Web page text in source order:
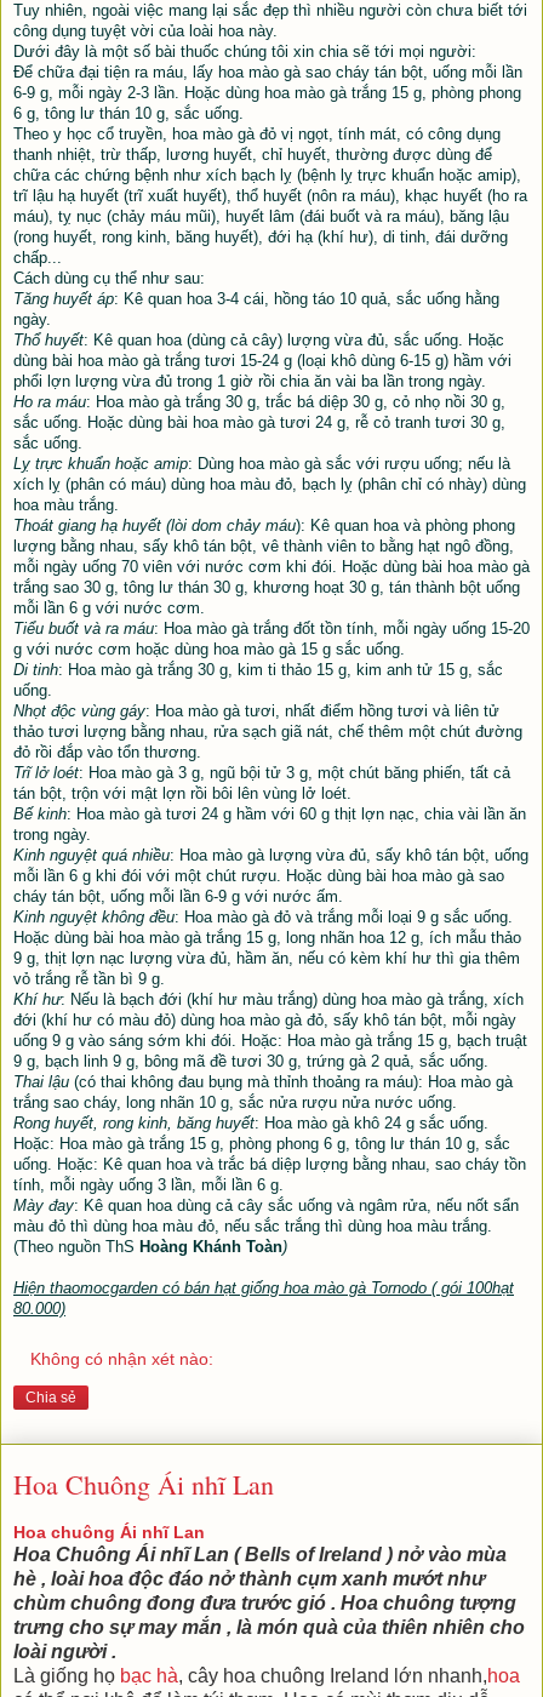
Tuy nhiên, ngoài việc mang lại sắc đẹp thì nhiều người còn chưa biết tới
công dụng tuyệt vời của loài hoa này.
Dưới đây là một số bài thuốc chúng tôi xin chia sẽ tới mọi người:
Để chữa đại tiện ra máu, lấy hoa mào gà sao cháy tán bột, uống mỗi lần
6-9 g, mỗi ngày 2-3 lần. Hoặc dùng hoa mào gà trắng 15 g, phòng phong
6 g, tông lư thán 10 g, sắc uống.
Theo y học cổ truyền, hoa mào gà đỏ vị ngọt, tính mát, có công dụng
thanh nhiệt, trừ thấp, lương huyết, chỉ huyết, thường được dùng để
chữa các chứng bệnh như xích bạch lỵ (bệnh lỵ trực khuẩn hoặc amip),
trĩ lậu hạ huyết (trĩ xuất huyết), thổ huyết (nôn ra máu), khạc huyết (ho ra
máu), tỵ nục (chảy máu mũi), huyết lâm (đái buốt và ra máu), băng lậu
(rong huyết, rong kinh, băng huyết), đới hạ (khí hư), di tinh, đái dưỡng
chấp...
Cách dùng cụ thể như sau:
Tăng huyết áp: Kê quan hoa 3-4 cái, hồng táo 10 quả, sắc uống hằng
ngày.
Thổ huyết: Kê quan hoa (dùng cả cây) lượng vừa đủ, sắc uống. Hoặc
dùng bài hoa mào gà trắng tươi 15-24 g (loại khô dùng 6-15 g) hầm với
phổi lợn lượng vừa đủ trong 1 giờ rồi chia ăn vài ba lần trong ngày.
Ho ra máu: Hoa mào gà trắng 30 g, trắc bá diệp 30 g, cỏ nhọ nồi 30 g,
sắc uống. Hoặc dùng bài hoa mào gà tươi 24 g, rễ cỏ tranh tươi 30 g,
sắc uống.
Lỵ trực khuẩn hoặc amip: Dùng hoa mào gà sắc với rượu uống; nếu là
xích lỵ (phân có máu) dùng hoa màu đỏ, bạch lỵ (phân chỉ có nhày) dùng
hoa màu trắng.
Thoát giang hạ huyết (lòi dom chảy máu): Kê quan hoa và phòng phong
lượng bằng nhau, sấy khô tán bột, vê thành viên to bằng hạt ngô đồng,
mỗi ngày uống 70 viên với nước cơm khi đói. Hoặc dùng bài hoa mào gà
trắng sao 30 g, tông lư thán 30 g, khương hoạt 30 g, tán thành bột uống
mỗi lần 6 g với nước cơm.
Tiểu buốt và ra máu: Hoa mào gà trắng đốt tồn tính, mỗi ngày uống 15-20
g với nước cơm hoặc dùng hoa mào gà 15 g sắc uống.
Di tinh: Hoa mào gà trắng 30 g, kim ti thảo 15 g, kim anh tử 15 g, sắc
uống.
Nhọt độc vùng gáy: Hoa mào gà tươi, nhất điểm hồng tươi và liên tử
thảo tươi lượng bằng nhau, rửa sạch giã nát, chế thêm một chút đường
đỏ rồi đắp vào tổn thương.
Trĩ lở loét: Hoa mào gà 3 g, ngũ bội tử 3 g, một chút băng phiến, tất cả
tán bột, trộn với mật lợn rồi bôi lên vùng lở loét.
Bế kinh: Hoa mào gà tươi 24 g hầm với 60 g thịt lợn nạc, chia vài lần ăn
trong ngày.
Kinh nguyệt quá nhiều: Hoa mào gà lượng vừa đủ, sấy khô tán bột, uống
mỗi lần 6 g khi đói với một chút rượu. Hoặc dùng bài hoa mào gà sao
cháy tán bột, uống mỗi lần 6-9 g với nước ấm.
Kinh nguyệt không đều: Hoa mào gà đỏ và trắng mỗi loại 9 g sắc uống.
Hoặc dùng bài hoa mào gà trắng 15 g, long nhãn hoa 12 g, ích mẫu thảo
9 g, thịt lợn nạc lượng vừa đủ, hầm ăn, nếu có kèm khí hư thì gia thêm
vỏ trắng rễ tần bì 9 g.
Khí hư: Nếu là bạch đới (khí hư màu trắng) dùng hoa mào gà trắng, xích
đới (khí hư có màu đỏ) dùng hoa mào gà đỏ, sấy khô tán bột, mỗi ngày
uống 9 g vào sáng sớm khi đói. Hoặc: Hoa mào gà trắng 15 g, bạch truật
9 g, bạch linh 9 g, bông mã đề tươi 30 g, trứng gà 2 quả, sắc uống.
Thai lậu (có thai không đau bụng mà thỉnh thoảng ra máu): Hoa mào gà
trắng sao cháy, long nhãn 10 g, sắc nửa rượu nửa nước uống.
Rong huyết, rong kinh, băng huyết: Hoa mào gà khô 24 g sắc uống.
Hoặc: Hoa mào gà trắng 15 g, phòng phong 6 g, tông lư thán 10 g, sắc
uống. Hoặc: Kê quan hoa và trắc bá diệp lượng bằng nhau, sao cháy tồn
tính, mỗi ngày uống 3 lần, mỗi lần 6 g.
Mày đay: Kê quan hoa dùng cả cây sắc uống và ngâm rửa, nếu nốt sẩn
màu đỏ thì dùng hoa màu đỏ, nếu sắc trắng thì dùng hoa màu trắng.
(Theo nguồn ThS Hoàng Khánh Toàn)
Hiện thaomocgarden có bán hạt giống hoa mào gà Tornodo ( gói 100hạt
80.000)
Không có nhận xét nào:
Chia sẻ
Hoa Chuông Ái nhĩ Lan
Hoa chuông Ái nhĩ Lan
Hoa Chuông Ái nhĩ Lan ( Bells of Ireland ) nở vào mùa
hè , loài hoa độc đáo nở thành cụm xanh mướt như
chùm chuông đong đưa trước gió . Hoa chuông tượng
trưng cho sự may mắn , là món quà của thiên nhiên cho
loài người .
Là giống họ bạc hà, cây hoa chuông Ireland lớn nhanh,hoa